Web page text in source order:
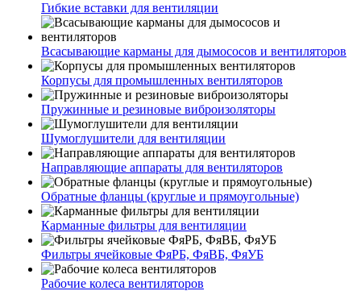
Гибкие вставки для вентиляции
Всасывающие карманы для дымососов и вентиляторов
Корпусы для промышленных вентиляторов
Пружинные и резиновые виброизоляторы
Шумоглушители для вентиляции
Направляющие аппараты для вентиляторов
Обратные фланцы (круглые и прямоугольные)
Карманные фильтры для вентиляции
Фильтры ячейковые ФяРБ, ФяВБ, ФяУБ
Рабочие колеса вентиляторов